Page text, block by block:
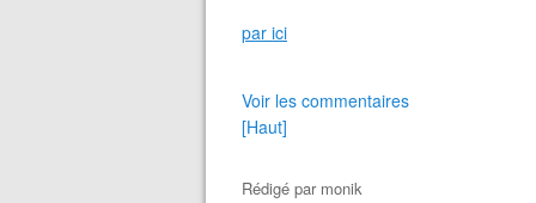
par ici
Voir les commentaires
[Haut]
Rédigé par monik